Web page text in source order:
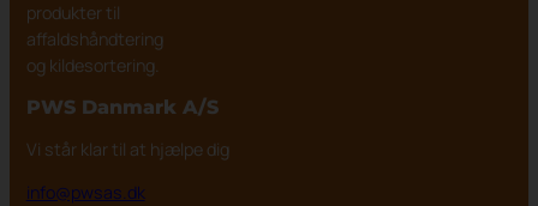
produkter til
affaldshåndtering
og kildesortering.
PWS DanmarkA/S
Vi står klar til at hjælpe dig
info@pwsas.dk